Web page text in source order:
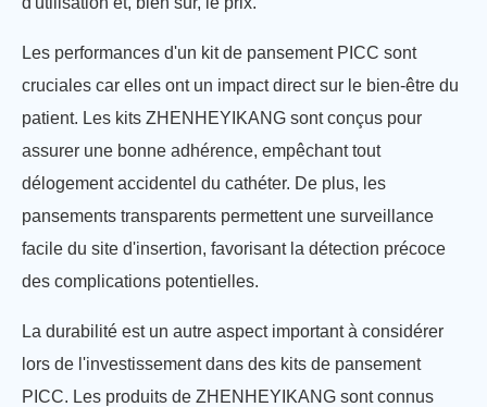
Les performances d'un kit de pansement PICC sont
cruciales car elles ont un impact direct sur le bien-être du
patient. Les kits ZHENHEYIKANG sont conçus pour
assurer une bonne adhérence, empêchant tout
délogement accidentel du cathéter. De plus, les
pansements transparents permettent une surveillance
facile du site d'insertion, favorisant la détection précoce
des complications potentielles.
La durabilité est un autre aspect important à considérer
lors de l'investissement dans des kits de pansement
PICC. Les produits de ZHENHEYIKANG sont connus